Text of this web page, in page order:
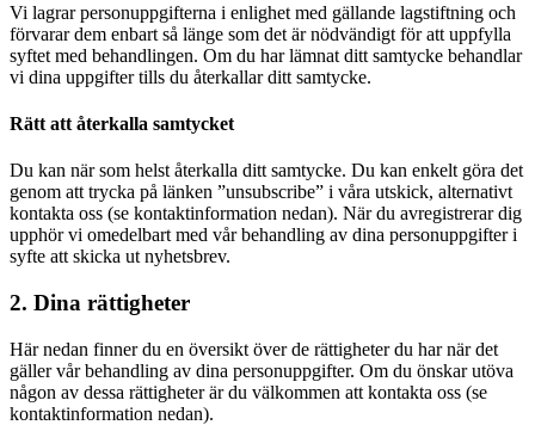
Vi lagrar personuppgifterna i enlighet med gällande lagstiftning och
förvarar dem enbart så länge som det är nödvändigt för att uppfylla
syftet med behandlingen. Om du har lämnat ditt samtycke behandlar
vi dina uppgifter tills du återkallar ditt samtycke.
Rätt att återkalla samtycket
Du kan när som helst återkalla ditt samtycke. Du kan enkelt göra det
genom att trycka på länken ”unsubscribe” i våra utskick, alternativt
kontakta oss (se kontaktinformation nedan). När du avregistrerar dig
upphör vi omedelbart med vår behandling av dina personuppgifter i
syfte att skicka ut nyhetsbrev.
2. Dina rättigheter
Här nedan finner du en översikt över de rättigheter du har när det
gäller vår behandling av dina personuppgifter. Om du önskar utöva
någon av dessa rättigheter är du välkommen att kontakta oss (se
kontaktinformation nedan).